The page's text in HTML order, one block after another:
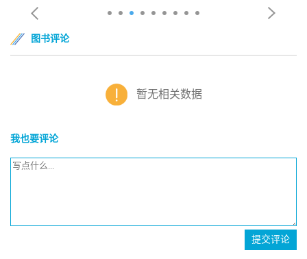
图书评论
暂无相关数据
我也要评论
提交评论